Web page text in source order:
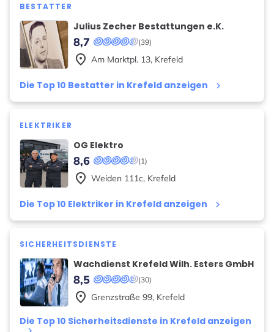
BESTATTER
Julius Zecher Bestattungen e.K.
(39)
8,7
Die Top 10 Bestatter in Krefeld anzeigen keyboard_arrow_right
place Am Marktpl. 13, Krefeld
ELEKTRIKER
OG Elektro
(1)
8,6
Die Top 10 Elektriker in Krefeld anzeigen keyboard_arrow_right
place Weiden 111c, Krefeld
SICHERHEITSDIENSTE
Wachdienst Krefeld Wilh. Esters GmbH
(30)
8,5
Die Top 10 Sicherheitsdienste in Krefeld anzeigen
place Grenzstraße 99, Krefeld